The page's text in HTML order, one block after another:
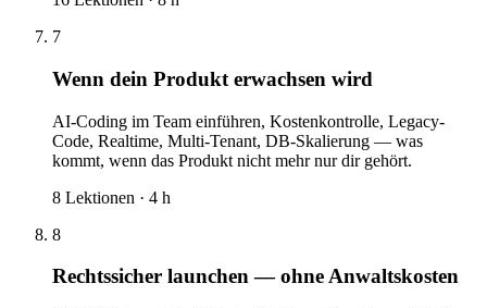
7
Wenn dein Produkt erwachsen wird
AI-Coding im Team einführen, Kostenkontrolle, Legacy-
Code, Realtime, Multi-Tenant, DB-Skalierung — was
kommt, wenn das Produkt nicht mehr nur dir gehört.
8 Lektionen · 4 h
8
Rechtssicher launchen — ohne Anwaltskosten